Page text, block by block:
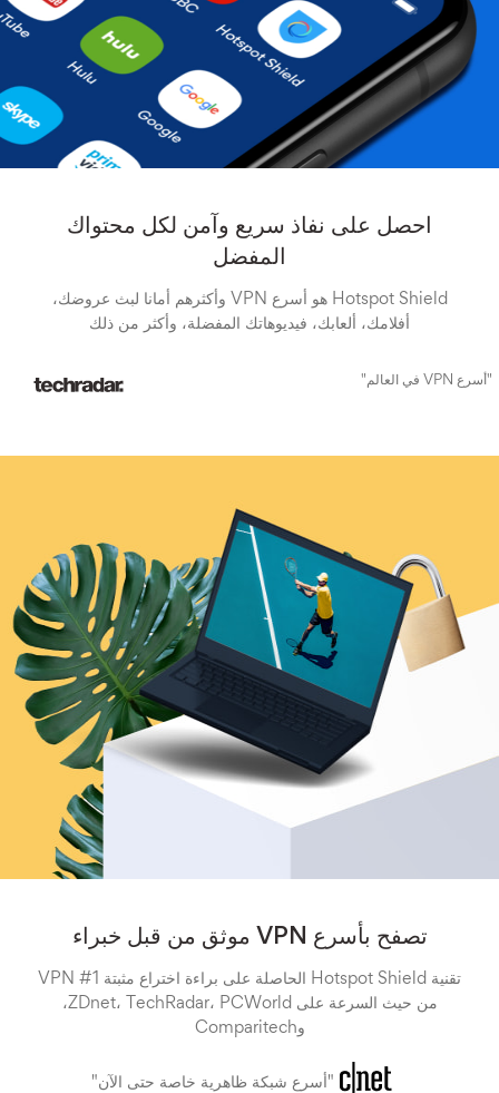
احصل على نفاذ سريع وآمن لكل محتواك
المفضل
Hotspot Shield هو أسرع VPN وأكثرهم أمانا لبث عروضك،
أفلامك، ألعابك، فيديوهاتك المفضلة، وأكثر من ذلك
"أسرع VPN في العالم"
تصفح بأسرع VPN موثق من قبل خبراء
تقنية Hotspot Shield الحاصلة على براءة اختراع مثبتة VPN #1
من حيث السرعة على ZDnet، TechRadar، PCWorld،
وComparitech
"أسرع شبكة ظاهرية خاصة حتى الآن"